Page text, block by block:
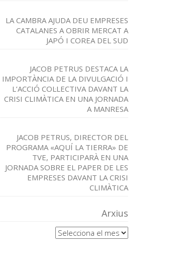
LA CAMBRA AJUDA DEU EMPRESES
CATALANES A OBRIR MERCAT A
JAPÓ I COREA DEL SUD
JACOB PETRUS DESTACA LA
IMPORTÀNCIA DE LA DIVULGACIÓ I
L’ACCIÓ COL·LECTIVA DAVANT LA
CRISI CLIMÀTICA EN UNA JORNADA
A MANRESA
JACOB PETRUS, DIRECTOR DEL
PROGRAMA «AQUÍ LA TIERRA» DE
TVE, PARTICIPARÀ EN UNA
JORNADA SOBRE EL PAPER DE LES
EMPRESES DAVANT LA CRISI
CLIMÀTICA
Arxius
Arxius